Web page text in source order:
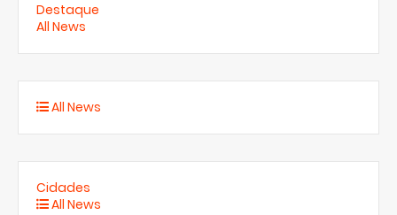
Destaque
All News
All News
Cidades
All News